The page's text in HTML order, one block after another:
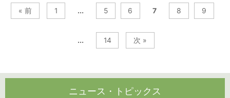
« 前 1 ... 5 6 7 8 9
... 14 次 »
ニュース・トピックス